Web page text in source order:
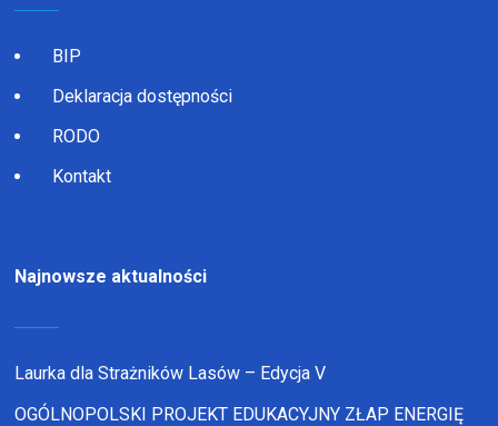
BIP
Deklaracja dostępności
RODO
Kontakt
Najnowsze aktualności
Laurka dla Strażników Lasów – Edycja V
OGÓLNOPOLSKI PROJEKT EDUKACYJNY ZŁAP ENERGIĘ